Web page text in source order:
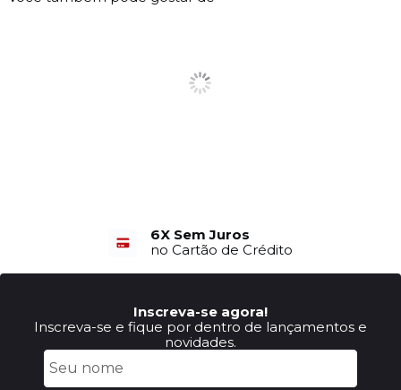
6X Sem Juros
no Cartão de Crédito
Inscreva-se agora!
Inscreva-se e fique por dentro de lançamentos e
novidades.